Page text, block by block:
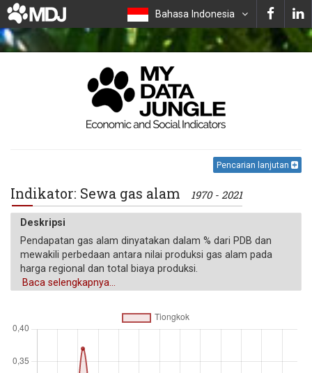
Bahasa Indonesia
Pencarian lanjutan
Indikator: Sewa gas alam 1970 - 2021
Deskripsi
Pendapatan gas alam dinyatakan dalam % dari PDB dan
mewakili perbedaan antara nilai produksi gas alam pada
harga regional dan total biaya produksi.
Satuan pengukuran
Baca selengkapnya...